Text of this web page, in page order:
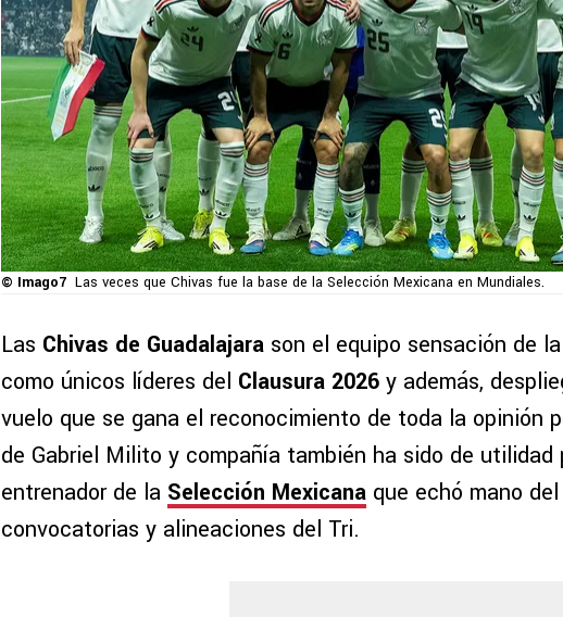
© Imago7 Las veces que Chivas fue la base de la Selección Mexicana en Mundiales.
Las Chivas de Guadalajara son el equipo sensación de la
como únicos líderes del Clausura 2026 y además,
vuelo que se gana el reconocimiento de toda la opinión
de Gabriel Milito y compañía también ha sido de utilidad
entrenador de la Selección Mexicana que echó mano
convocatorias y alineaciones del Tri.